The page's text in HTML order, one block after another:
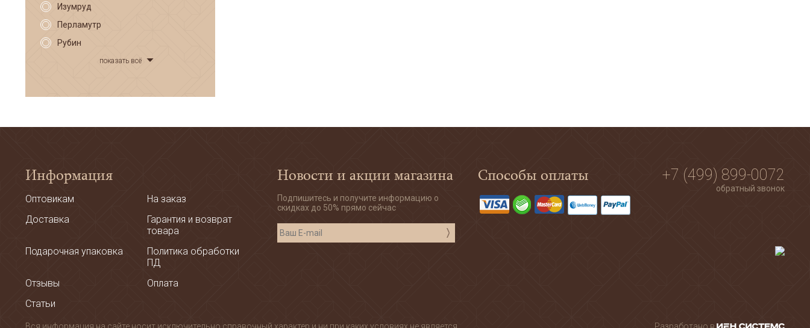
Изумруд
Перламутр
Рубин
показать всё
Информация
Оптовикам
На заказ
Доставка
Гарантия и возврат
товара
Подарочная упаковка
Политика обработки
ПД
Отзывы
Оплата
Статьи
Новости и акции магазина
Подпишитесь и получите информацию о
скидках до 50% прямо сейчас
Способы оплаты +7 (499) 899-0072
обратный звонок